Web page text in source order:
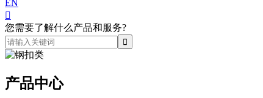
EN

您需要了解什么产品和服务?
产品中心